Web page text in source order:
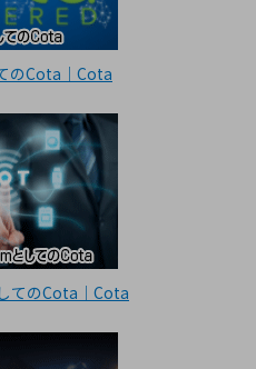
のCota｜Cota
てのCota｜Cota